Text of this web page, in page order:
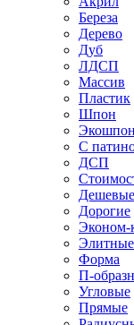
Береза
Дерево
Дуб
ЛДСП
Массив
Пластик
Шпон
Экошпон
С
ДСП
Дешевые
Дорогие
Эконом-
Элитные
Форма
П-
Угловые
Прямые